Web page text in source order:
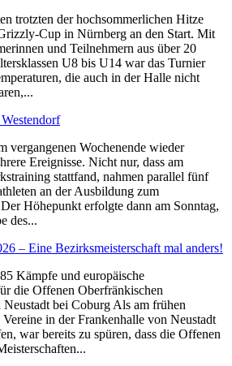
trotzten der hochsommerlichen Hitze
Cup in Nürnberg an den Start. Mit
und Teilnehmern aus über 20
U8 bis U14 war das Turnier
die auch in der Halle nicht
vergangenen Wochenende wieder
Ereignisse. Nicht nur, dass am
stattfand, nahmen parallel fünf
an der Ausbildung zum
Höhepunkt erfolgte dann am Sonntag,
des...
– Eine Bezirksmeisterschaft mal anders!
Kämpfe und europäische
die Offenen Oberfränkischen
Neustadt bei Coburg Als am frühen
in der Frankenhalle von Neustadt
war bereits zu spüren, dass die Offenen